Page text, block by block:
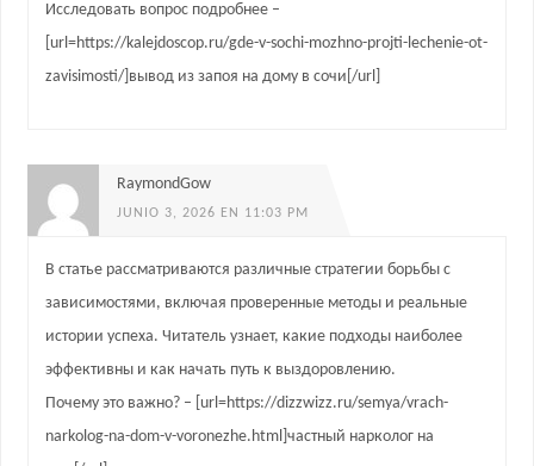
Исследовать вопрос подробнее –
[url=https://kalejdoscop.ru/gde-v-sochi-mozhno-projti-lechenie-ot-
zavisimosti/]вывод из запоя на дому в сочи[/url]
RaymondGow
JUNIO 3, 2026 EN 11:03 PM
В статье рассматриваются различные стратегии борьбы с
зависимостями, включая проверенные методы и реальные
истории успеха. Читатель узнает, какие подходы наиболее
эффективны и как начать путь к выздоровлению.
Почему это важно? – [url=https://dizzwizz.ru/semya/vrach-
narkolog-na-dom-v-voronezhe.html]частный нарколог на